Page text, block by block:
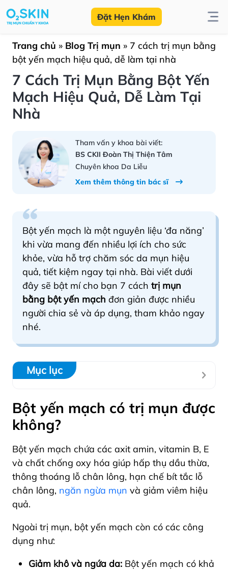
Đặt Hẹn Khám
Trang chủ » Blog Trị mụn » 7 cách trị mụn bằng
bột yến mạch hiệu quả, dễ làm tại nhà
7 Cách Trị Mụn Bằng Bột Yến
Mạch Hiệu Quả, Dễ Làm Tại
Nhà
Tham vấn y khoa bài viết:
BS CKII Đoàn Thị Thiện Tâm
Chuyên khoa Da Liễu
Xem thêm thông tin bác sĩ
Bột yến mạch là một nguyên liệu ‘đa năng’
khi vừa mang đến nhiều lợi ích cho sức
khỏe, vừa hỗ trợ chăm sóc da mụn hiệu
quả, tiết kiệm ngay tại nhà. Bài viết dưới
đây sẽ bật mí cho bạn 7 cách trị mụn
bằng bột yến mạch đơn giản được nhiều
người chia sẻ và áp dụng, tham khảo ngay
nhé.
Mục lục
Bột yến mạch có trị mụn được
không?
Bột yến mạch chứa các axit amin, vitamin B, E
và chất chống oxy hóa giúp hấp thụ dầu thừa,
thông thoáng lỗ chân lông, hạn chế bít tắc lỗ
chân lông, ngăn ngừa mụn và giảm viêm hiệu
quả.
Ngoài trị mụn, bột yến mạch còn có các công
dụng như:
Giảm khô và ngứa da: Bột yến mạch có khả